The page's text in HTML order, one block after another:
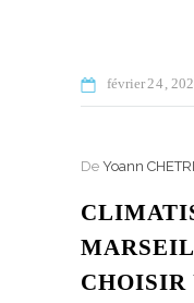
février24
De Yoann
CHOISIR